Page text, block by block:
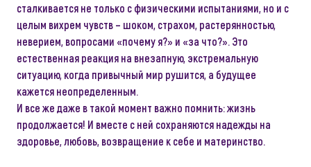
сталкивается не только с физическими испытаниями, но и с
целым вихрем чувств – шоком, страхом, растерянностью,
неверием, вопросами «почему я?» и «за что?». Это
естественная реакция на внезапную, экстремальную
ситуацию, когда привычный мир рушится, а будущее
кажется неопределенным.
И все же даже в такой момент важно помнить: жизнь
продолжается! И вместе с ней сохраняются надежды на
здоровье, любовь, возвращение к себе и материнство.